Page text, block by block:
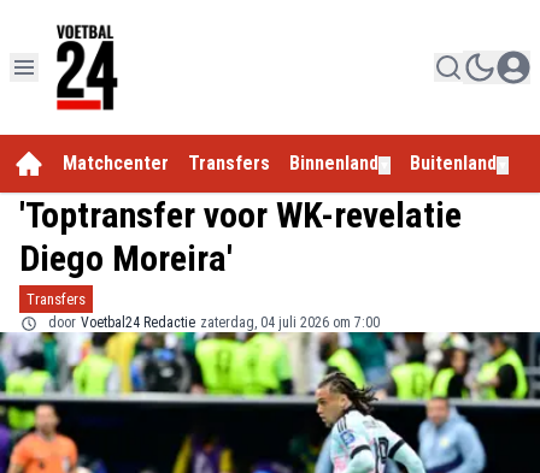
Matchcenter Transfers Binnenland Buitenland
'Toptransfer voor WK-revelatie
Diego Moreira'
Transfers
door Voetbal24 Redactie zaterdag, 04 juli 2026 om 7:00